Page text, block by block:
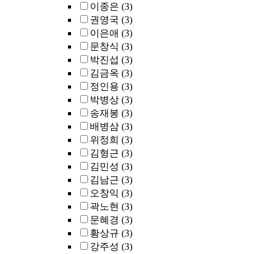
이종은 (3)
권영국 (3)
이은애 (3)
문창식 (3)
박진섭 (3)
김금옥 (3)
정인용 (3)
박병상 (3)
송재봉 (3)
배병삼 (3)
위정희 (3)
김형근 (3)
김민성 (3)
김남근 (3)
오창익 (3)
곽노현 (3)
문혜경 (3)
황상규 (3)
강주성 (3)